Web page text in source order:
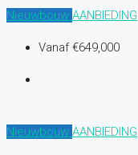
Nieuwbouw AANBIEDING
Vanaf€649,000
Nieuwbouw AANBIEDING